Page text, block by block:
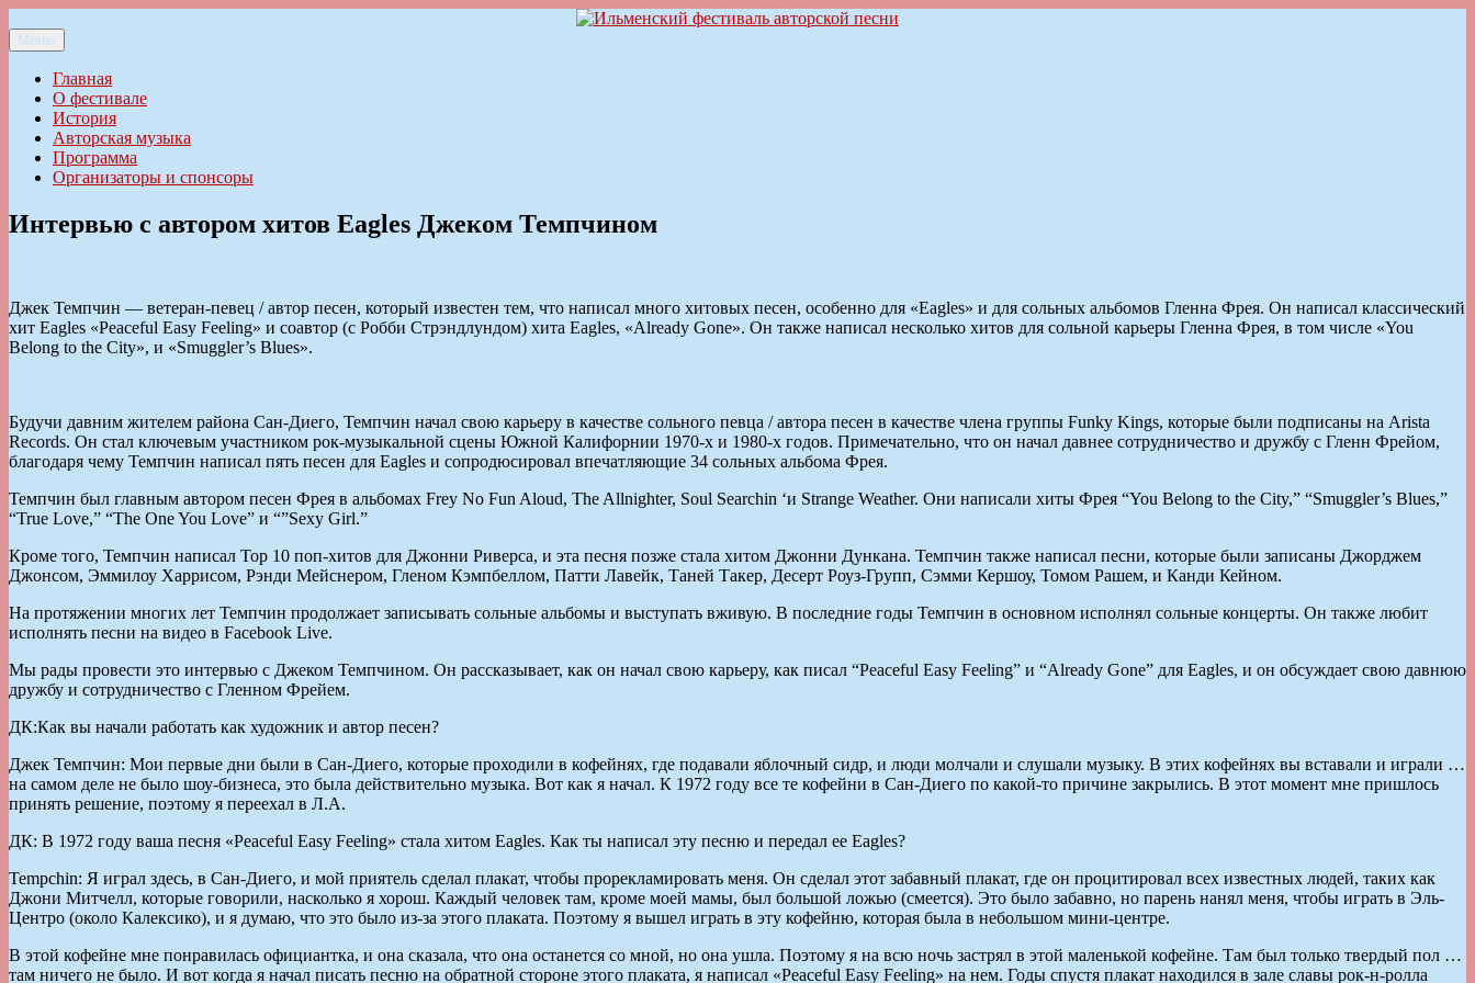
к
содержимому
Ильменский фестиваль авторской песни
Меню
Главная
О фестивале
История
Авторская музыка
Программа
Организаторы и спонсоры
Интервью с автором хитов Eagles Джеком Темпчином
Джек Темпчин — ветеран-певец / автор песен, который известен тем, что написал много хитовых песен, особенно для «Eagles» и для сольных альбомов Гленна Фрея. Он написал классический
хит Eagles «Peaceful Easy Feeling» и соавтор (с Робби Стрэндлундом) хита Eagles, «Already Gone». Он также написал несколько хитов для сольной карьеры Гленна Фрея, в том числе «You
Belong to the City», и «Smuggler’s Blues».
Будучи давним жителем района Сан-Диего, Темпчин начал свою карьеру в качестве сольного певца / автора песен в качестве члена группы Funky Kings, которые были подписаны на Arista
Records. Он стал ключевым участником рок-музыкальной сцены Южной Калифорнии 1970-х и 1980-х годов. Примечательно, что он начал давнее сотрудничество и дружбу с Гленн Фрейом,
благодаря чему Темпчин написал пять песен для Eagles и сопродюсировал впечатляющие 34 сольных альбома Фрея.
Темпчин был главным автором песен Фрея в альбомах Frey No Fun Aloud, The Allnighter, Soul Searchin ‘и Strange Weather. Они написали хиты Фрея “You Belong to the City,” “Smuggler’s Blues,”
“True Love,” “The One You Love” и “”Sexy Girl.”
Кроме того, Темпчин написал Top 10 поп-хитов для Джонни Риверса, и эта песня позже стала хитом Джонни Дункана. Темпчин также написал песни, которые были записаны Джорджем
Джонсом, Эммилоу Харрисом, Рэнди Мейснером, Гленом Кэмпбеллом, Патти Лавейк, Таней Такер, Десерт Роуз-Групп, Сэмми Кершоу, Томом Рашем, и Канди Кейном.
На протяжении многих лет Темпчин продолжает записывать сольные альбомы и выступать вживую. В последние годы Темпчин в основном исполнял сольные концерты. Он также любит
исполнять песни на видео в Facebook Live.
Мы рады провести это интервью с Джеком Темпчином. Он рассказывает, как он начал свою карьеру, как писал “Peaceful Easy Feeling” и “Already Gone” для Eagles, и он обсуждает свою давнюю
дружбу и сотрудничество с Гленном Фрейем.
ДК:Как вы начали работать как художник и автор песен?
Джек Темпчин: Мои первые дни были в Сан-Диего, которые проходили в кофейнях, где подавали яблочный сидр, и люди молчали и слушали музыку. В этих кофейнях вы вставали и играли …
на самом деле не было шоу-бизнеса, это была действительно музыка. Вот как я начал. К 1972 году все те кофейни в Сан-Диего по какой-то причине закрылись. В этот момент мне пришлось
принять решение, поэтому я переехал в Л.А.
ДК: В 1972 году ваша песня «Peaceful Easy Feeling» стала хитом Eagles. Как ты написал эту песню и передал ее Eagles?
Tempchin: Я играл здесь, в Сан-Диего, и мой приятель сделал плакат, чтобы прорекламировать меня. Он сделал этот забавный плакат, где он процитировал всех известных людей, таких как
Джони Митчелл, которые говорили, насколько я хорош. Каждый человек там, кроме моей мамы, был большой ложью (смеется). Это было забавно, но парень нанял меня, чтобы играть в Эль-
Центро (около Калексико), и я думаю, что это было из-за этого плаката. Поэтому я вышел играть в эту кофейню, которая была в небольшом мини-центре.
В этой кофейне мне понравилась официантка, и она сказала, что она останется со мной, но она ушла. Поэтому я на всю ночь застрял в этой маленькой кофейне. Там был только твердый пол …
там ничего не было. И вот когда я начал писать песню на обратной стороне этого плаката, я написал «Peaceful Easy Feeling» на нем. Годы спустя плакат находился в зале славы рок-н-ролла